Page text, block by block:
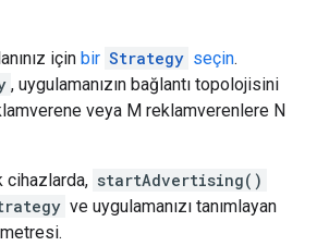
için bir Strategy seçin.
, uygulamanızın bağlantı topolojisini
veya M reklamverenlere N
cihazlarda, startAdvertising()
ve uygulamanızı tanımlayan